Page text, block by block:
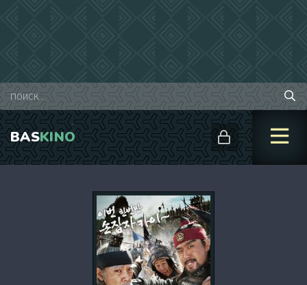
BASKINO